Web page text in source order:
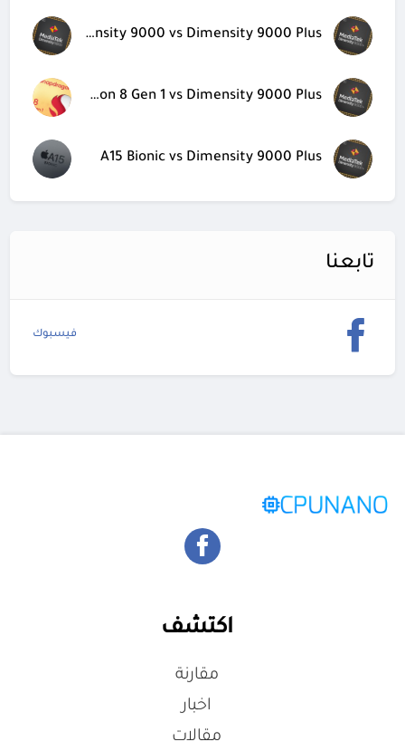
Dimensity 9000 vs Dimensity 9000 Plus
Snapdragon 8 Gen 1 vs Dimensity 9000 Plus
A15 Bionic vs Dimensity 9000 Plus
تابعنا
فيسبوك
اكتشف
مقارنة
اخبار
مقالات